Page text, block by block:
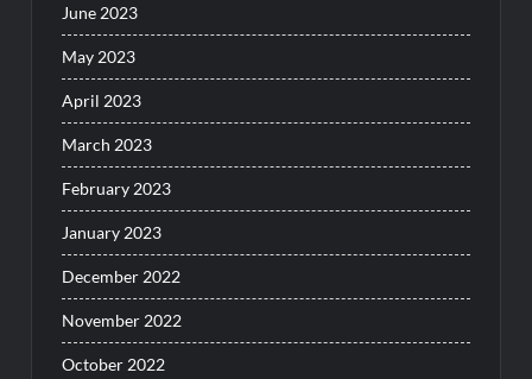
June 2023
May 2023
April 2023
March 2023
February 2023
January 2023
December 2022
November 2022
October 2022